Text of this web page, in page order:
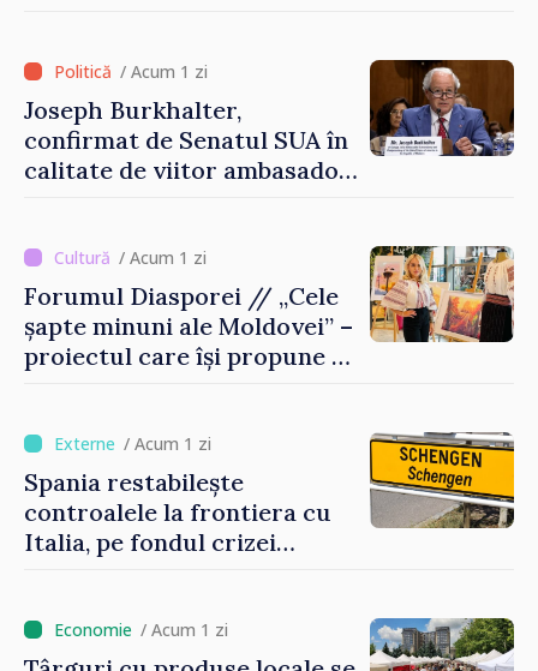
/ Acum 1 zi
Joseph Burkhalter,
confirmat de Senatul SUA în
calitate de viitor ambasador
/ Acum 1 zi
Forumul Diasporei // „Cele
șapte minuni ale Moldovei” –
proiectul care își propune să
/ Acum 1 zi
Spania restabilește
controalele la frontiera cu
Italia, pe fondul crizei
/ Acum 1 zi